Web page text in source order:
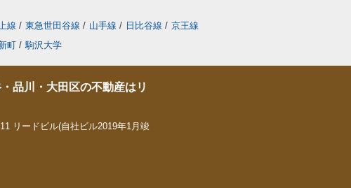
線 / 東急世田谷線 / 山手線 / 日比谷線 / 京王線
町 / 駒沢大学
品川・大田区の不動産はリ
リードビル(自社ビル2019年1月竣